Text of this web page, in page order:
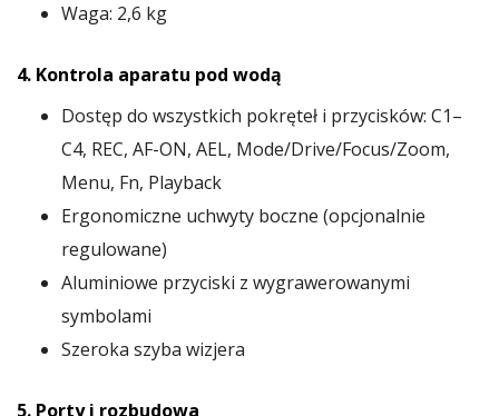
Waga: 2,6 kg
4. Kontrola aparatu pod wodą
Dostęp do wszystkich pokręteł i przycisków: C1–
C4, REC, AF-ON, AEL, Mode/Drive/Focus/Zoom,
Menu, Fn, Playback
Ergonomiczne uchwyty boczne (opcjonalnie
regulowane)
Aluminiowe przyciski z wygrawerowanymi
symbolami
Szeroka szyba wizjera
5. Porty i rozbudowa